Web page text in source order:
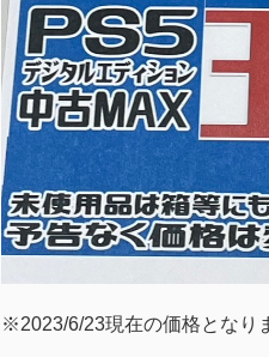
※2023/6/23現在の価格となり